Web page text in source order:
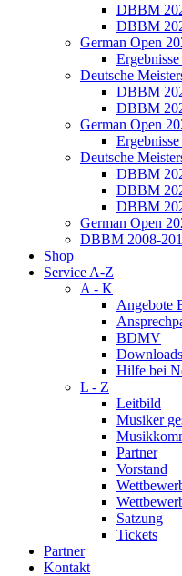
DBBM
DBBM
German Open
Deutsche
DBBM
DBBM
German Open
Deutsche
DBBM
DBBM
DBBM
German Open
DBBM 2008-
Shop
Service A-Z
A - K
Angebote
BDMV
Downloads
Hilfe bei
L - Z
Leitbild
Musiker
Partner
Vorstand
Satzung
Tickets
Partner
Kontakt